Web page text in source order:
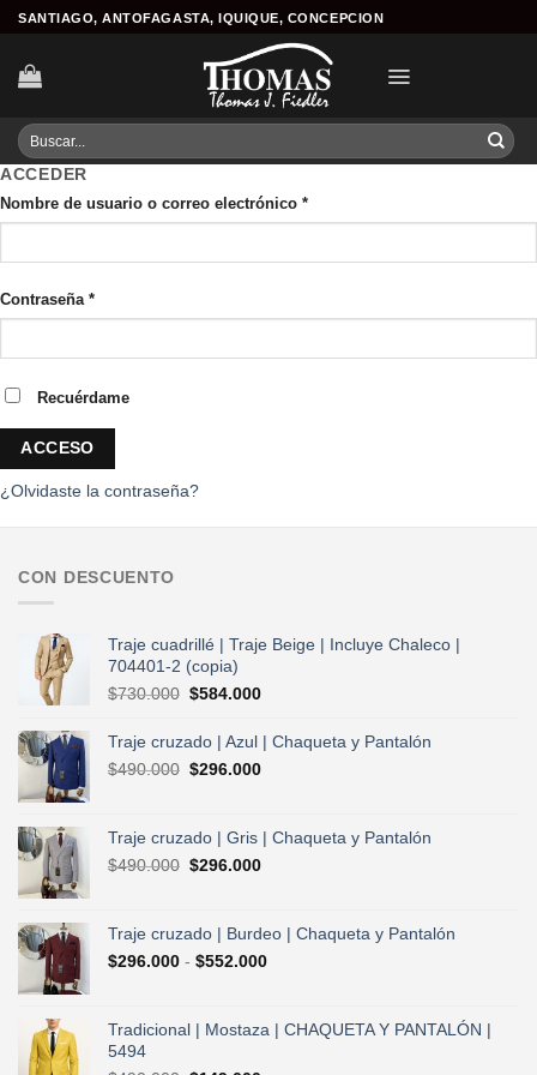
Skip
content
SANTIAGO, ANTOFAGASTA, IQUIQUE, CONCEPCION
Buscar
por:
ACCEDER
Nombre de usuario o correo electrónico *
Contraseña *
Recuérdame
ACCESO
¿Olvidaste la contraseña?
CON DESCUENTO
Traje cuadrillé | Traje Beige | Incluye Chaleco |
704401-2 (copia)
$730.000 El
original
era:
$730.000.
$584.000El
actual
es:
Traje cruzado | Azul | Chaqueta y Pantalón
$490.000 El
era:
$490.000.
$296.000El
es:
Traje cruzado | Gris | Chaqueta y Pantalón
$490.000 El
era:
$490.000.
$296.000El
es:
Traje cruzado | Burdeo | Chaqueta y Pantalón
$296.000 - $552.000Rango
desde
Tradicional | Mostaza | CHAQUETA Y PANTALÓN |
5494